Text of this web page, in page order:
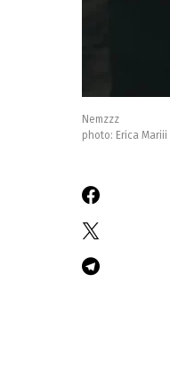
Nemzzz
photo: Erica Mariii